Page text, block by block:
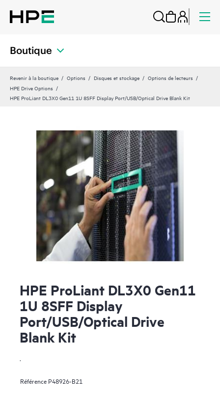
Boutique
Revenir à la boutique Options Disques et stockage
Options de lecteurs
HPE Drive Options
HPE ProLiant DL3X0 Gen11 1U 8SFF Display Port/USB/Optical Drive Blank Kit
HPE ProLiant DL3X0 Gen11
1U 8SFF Display
Port/USB/Optical Drive
Blank Kit
Référence P48926-B21